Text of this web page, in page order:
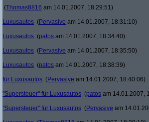
(Thomas8816 am 14.01.2007, 18:29:51)
Luxusautos (Pervasive am 14.01.2007, 18:31:10)
Luxusautos (patos am 14.01.2007, 18:34:40)
Luxusautos (Pervasive am 14.01.2007, 18:35:50)
Luxusautos (patos am 14.01.2007, 18:38:39)
für Luxusautos (Pervasive am 14.01.2007, 18:40:06)
"Supersteuer" für Luxusautos (patos am 14.01.2007,
"Supersteuer" für Luxusautos (Pervasive am